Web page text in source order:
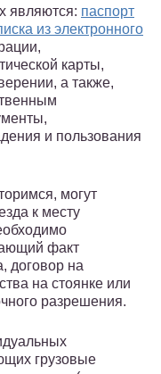
являются: паспорт
из электронного
карты,
а также,
и пользования
могут
к месту
факт
договор на
на стоянке или
разрешения.
грузовые